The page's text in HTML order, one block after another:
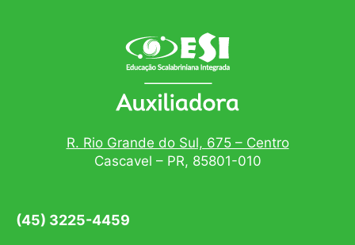
R. Rio Grande do Sul, 675 – Centro
Cascavel – PR, 85801-010
(45) 3225-4459